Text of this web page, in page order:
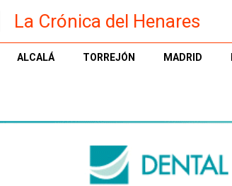
La Crónica del Henares
ALCALÁ TORREJÓN MADRID